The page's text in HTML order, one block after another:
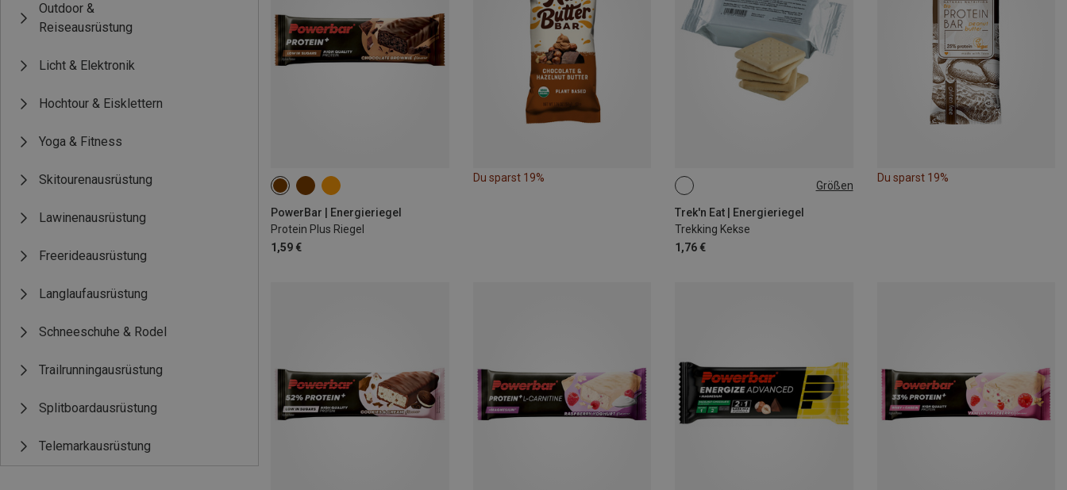
Outdoor &
Reiseausrüstung
Licht & Elektronik
Hochtour & Eisklettern
Yoga & Fitness
Skitourenausrüstung
Lawinenausrüstung
Freerideausrüstung
Langlaufausrüstung
Schneeschuhe & Rodel
Trailrunningausrüstung
Splitboardausrüstung
Telemarkausrüstung
PowerBar | Energieriegel
Protein Plus Riegel
1,59 €
Du sparst 19%
Größen
Trek'n Eat | Energieriegel
Trekking Kekse
1,76 €
125G
Du sparst 19%